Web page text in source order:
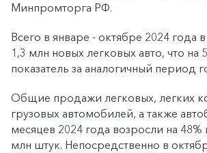
Минпромторга РФ.
Всего в январе - октябре 2024 года
1,3 млн новых легковых авто, что на
показатель за аналогичный период
Общие продажи легковых, легких
грузовых автомобилей, а также
месяцев 2024 года возросли на 48%
млн штук. Непосредственно в